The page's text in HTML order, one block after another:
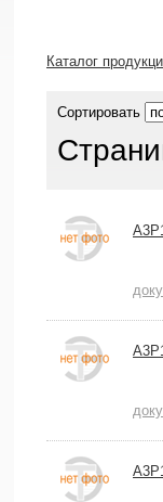
Каталог
Сортировать